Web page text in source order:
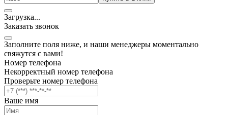
Загрузка...
Заказать звонок
Заполните поля ниже, и наши менеджеры моментально
свяжутся с вами!
Номер телефона
Некорректный номер телефона
Проверьте номер телефона
Ваше имя